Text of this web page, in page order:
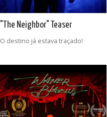
"The Neighbor" Teaser
O destino já estava traçado!